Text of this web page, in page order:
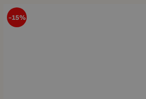
-15%